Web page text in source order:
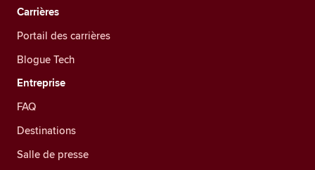
Carrières
Portail des carrières
Blogue Tech
Entreprise
FAQ
Destinations
Salle de presse